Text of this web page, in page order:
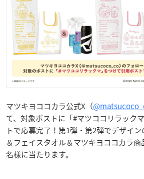
マツキヨココカラ公式X（
て、対象ポストに「#マツココリラック
トで応募完了！第1弾・第2弾でデザイ
＆フェイスタオル＆マツキヨココカラ
名様に当たります。